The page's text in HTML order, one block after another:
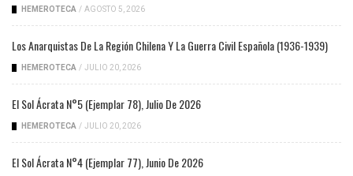
HEMEROTECA / AGOSTO 5, 2026
Los Anarquistas De La Región Chilena Y La Guerra Civil Española (1936-1939)
HEMEROTECA / JULIO 20, 2026
El Sol Ácrata N°5 (ejemplar 78), Julio De 2026
HEMEROTECA / JULIO 20, 2026
El Sol Ácrata N°4 (ejemplar 77), Junio De 2026